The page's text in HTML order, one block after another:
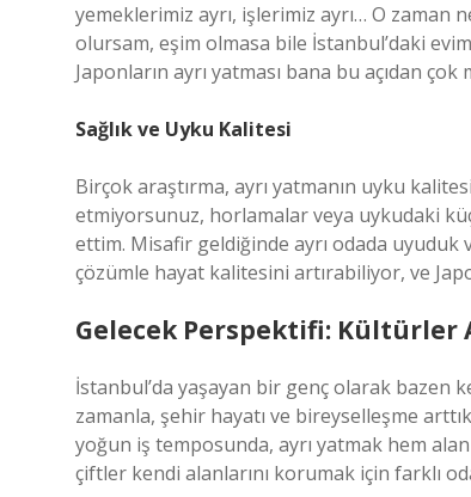
yemeklerimiz ayrı, işlerimiz ayrı… O zaman
olursam, eşim olmasa bile İstanbul’daki
Japonların ayrı yatması bana bu açıdan çok
Sağlık ve Uyku Kalitesi
Birçok araştırma, ayrı yatmanın uyku
etmiyorsunuz, horlamalar veya uykudaki
ettim. Misafir geldiğinde ayrı odada
çözümle hayat kalitesini artırabiliyor, ve
Gelecek Perspektifi: Kültürler
İstanbul’da yaşayan bir genç olarak bazen
zamanla, şehir hayatı ve bireyselleşme
yoğun iş temposunda, ayrı yatmak hem
çiftler kendi alanlarını korumak için farklı